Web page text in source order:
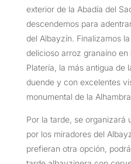
exterior de la Abadía del
descendemos para
del Albayzín. Finalizamos
delicioso arroz granaíno en
Platería, la más antigua de
duende y con excelentes
monumental de la
Por la tarde, se organizará
por los miradores del
prefieran otra opción,